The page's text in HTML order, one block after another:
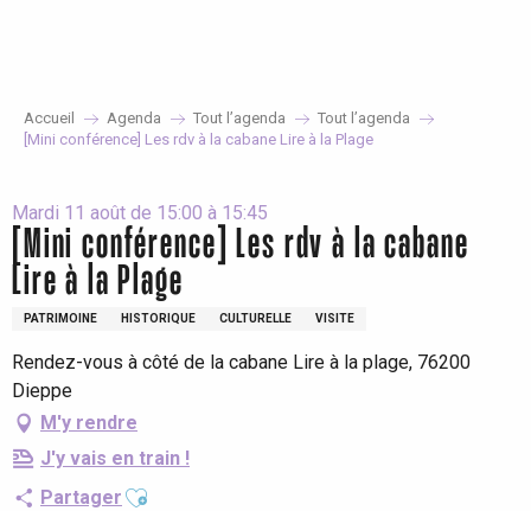
Accueil Agenda Tout l’agenda
Tout l’agenda
[Mini conférence] Les rdv à la cabane Lire à la Plage
Mardi 11 août de 15:00 à 15:45
[Mini conférence] Les rdv à la cabane
Lire à la Plage
PATRIMOINE HISTORIQUE CULTURELLE VISITE
Rendez-vous à côté de la cabane Lire à la plage, 76200
Dieppe
M'y rendre
J'y vais en train !
Partager Ajouter aux favoris